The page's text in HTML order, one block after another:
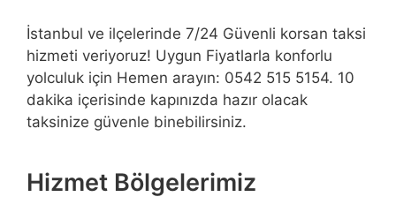
İstanbul ve ilçelerinde 7/24 Güvenli korsan taksi
hizmeti veriyoruz! Uygun Fiyatlarla konforlu
yolculuk için Hemen arayın: 0542 515 5154. 10
dakika içerisinde kapınızda hazır olacak
taksinize güvenle binebilirsiniz.
Hizmet Bölgelerimiz